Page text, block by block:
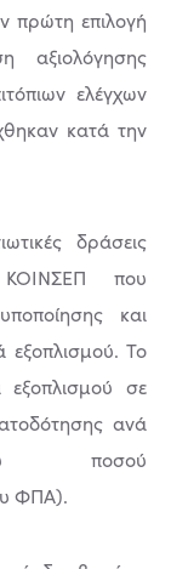
πρώτη επιλογή
ελέγχων
κατά την
δράσεις
που
και
Το
σε
ανά
ποσού
ΦΠΑ).